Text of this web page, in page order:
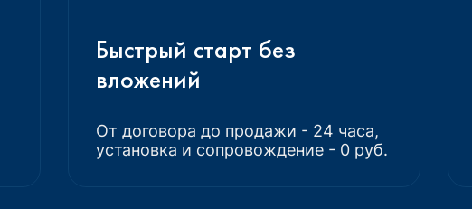
Быстрый старт без
вложений
От договора до продажи - 24 часа,
установка и сопровождение - 0 руб.